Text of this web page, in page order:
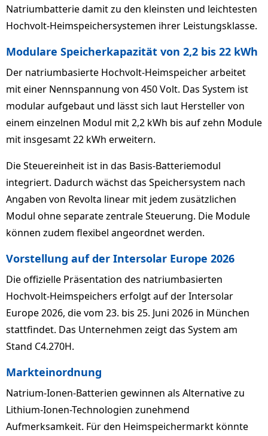
Natriumbatterie damit zu den kleinsten und leichtesten
Hochvolt-Heimspeichersystemen ihrer Leistungsklasse.
Modulare Speicherkapazität von 2,2 bis 22 kWh
Der natriumbasierte Hochvolt-Heimspeicher arbeitet
mit einer Nennspannung von 450 Volt. Das System ist
modular aufgebaut und lässt sich laut Hersteller von
einem einzelnen Modul mit 2,2 kWh bis auf zehn Module
mit insgesamt 22 kWh erweitern.
Die Steuereinheit ist in das Basis-Batteriemodul
integriert. Dadurch wächst das Speichersystem nach
Angaben von Revolta linear mit jedem zusätzlichen
Modul ohne separate zentrale Steuerung. Die Module
können zudem flexibel angeordnet werden.
Vorstellung auf der Intersolar Europe 2026
Die offizielle Präsentation des natriumbasierten
Hochvolt-Heimspeichers erfolgt auf der Intersolar
Europe 2026, die vom 23. bis 25. Juni 2026 in München
stattfindet. Das Unternehmen zeigt das System am
Stand C4.270H.
Markteinordnung
Natrium-Ionen-Batterien gewinnen als Alternative zu
Lithium-Ionen-Technologien zunehmend
Aufmerksamkeit. Für den Heimspeichermarkt könnte